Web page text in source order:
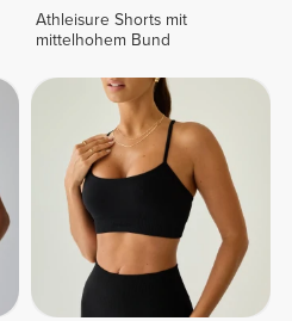
Athleisure Shorts mit
mittelhohem Bund